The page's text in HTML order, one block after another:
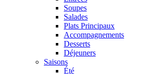
Soupes
Salades
Plats Principaux
Accompagnements
Desserts
Déjeuners
Saisons
Été